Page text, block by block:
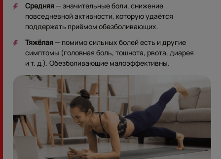
Средняя — значительные боли, снижение
повседневной активности, которую удаётся
поддержать приёмом обезболивающих.
Тяжёлая — помимо сильных болей есть и другие
симптомы (головная боль, тошнота, рвота, диарея
и т. д.). Обезболивающие малоэффективны.